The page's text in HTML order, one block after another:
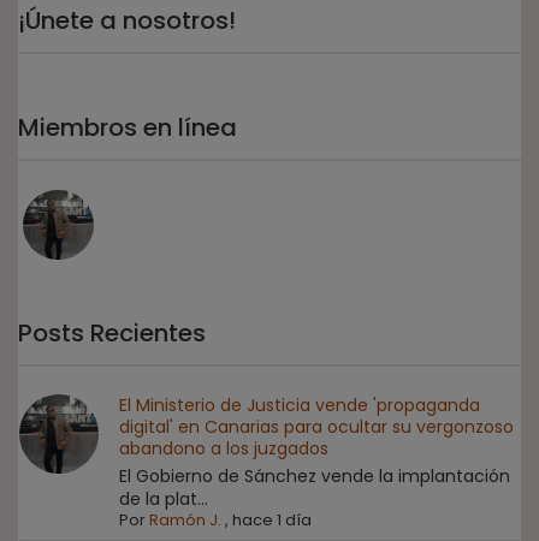
¡Únete a nosotros!
Miembros en línea
Posts Recientes
El Ministerio de Justicia vende 'propaganda
digital' en Canarias para ocultar su vergonzoso
abandono a los juzgados
El Gobierno de Sánchez vende la implantación
de la plat...
Por Ramón J. , hace 1 día